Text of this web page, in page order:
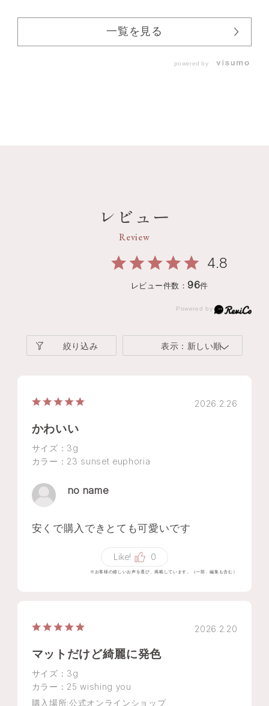
一覧を見る
powered by
レビュー
Review
4.8
レビュー件数： 96件
絞り込み 表示：新しい順
2026.2.26
かわいい
サイズ：3g
カラー：23 sunset euphoria
no name
安くで購入できとても可愛いです
Like! 0
※お客様の嬉しいお声を選び、掲載しています。（一部、編集も含む）
2026.2.20
マットだけど綺麗に発色
サイズ：3g
カラー：25 wishing you
購入場所:公式オンラインショップ